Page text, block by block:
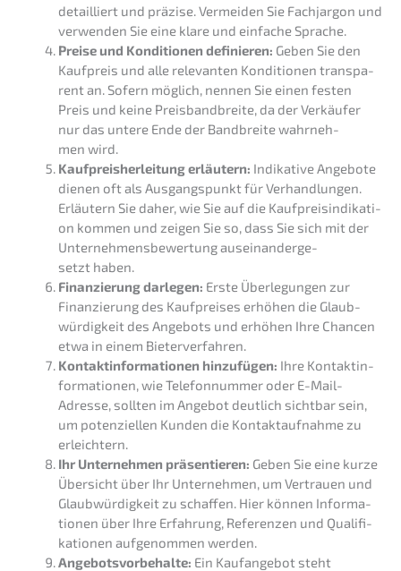
detail­liert und präzi­se. Vermei­den Sie Fachjar­gon und
verwen­den Sie eine klare und einfa­che Sprache.
Preise und Kondi­tio­nen definie­ren: Geben Sie den
Kaufpreis und alle relevan­ten Kondi­tio­nen trans­pa­
rent an. Sofern möglich, nennen Sie einen festen
Preis und keine Preis­band­brei­te, da der Verkäu­fer
nur das untere Ende der Bandbrei­te wahrneh­
men wird.
Kaufpreis­her­lei­tung erläu­tern: Indika­ti­ve Angebo­te
dienen oft als Ausgangs­punkt für Verhand­lun­gen.
Erläu­tern Sie daher, wie Sie auf die Kaufpreis­in­di­ka­ti­
on kommen und zeigen Sie so, dass Sie sich mit der
Unter­neh­mens­be­wer­tung ausein­an­der­ge­
setzt haben.
Finan­zie­rung darle­gen: Erste Überle­gun­gen zur
Finan­zie­rung des Kaufprei­ses erhöhen die Glaub­
wür­dig­keit des Angebots und erhöhen Ihre Chancen
etwa in einem Bieterverfahren.
Kontakt­in­for­ma­tio­nen hinzu­fü­gen: Ihre Kontakt­in­
for­ma­tio­nen, wie Telefon­num­mer oder E-Mail-
Adres­se, sollten im Angebot deutlich sicht­bar sein,
um poten­zi­el­len Kunden die Kontakt­auf­nah­me zu
erleichtern.
Ihr Unter­neh­men präsen­tie­ren: Geben Sie eine kurze
Übersicht über Ihr Unter­neh­men, um Vertrau­en und
Glaub­wür­dig­keit zu schaf­fen. Hier können Infor­ma­
tio­nen über Ihre Erfah­rung, Referen­zen und Quali­fi­
ka­tio­nen aufge­nom­men werden.
Angebots­vor­be­hal­te: Ein Kaufan­ge­bot steht